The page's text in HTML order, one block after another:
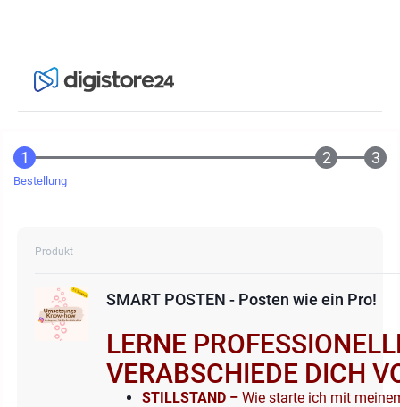
Bestellung
Produkt
SMART POSTEN - Posten wie ein Pro!
LERNE
VERABSCHIEDE DICH
STILLSTAND – Wie starte ich mit